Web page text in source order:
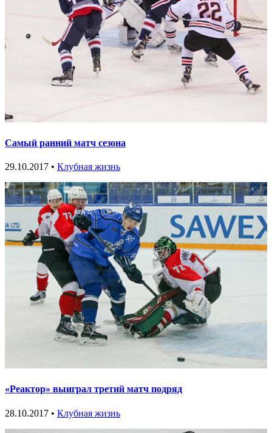
Самый ранний матч сезона
29.10.2017 • Клубная жизнь
«Реактор» выиграл третий матч подряд
28.10.2017 • Клубная жизнь